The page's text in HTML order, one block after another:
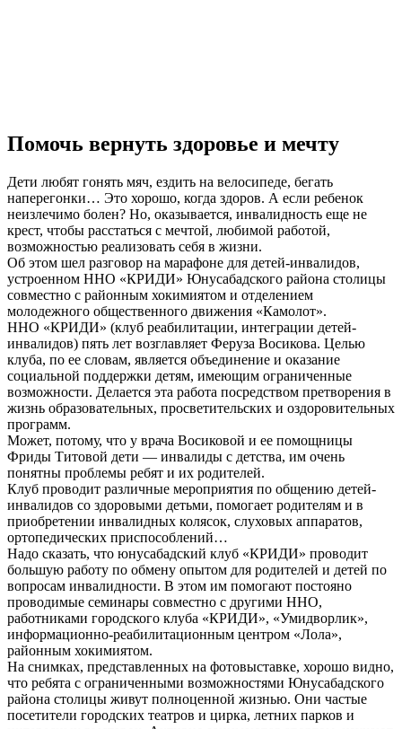
Помочь вернуть здоровье и мечту
Дети любят гонять мяч, ездить на велосипеде, бегать
наперегонки… Это хорошо, когда здоров. А если ребенок
неизлечимо болен? Но, оказывается, инвалидность еще не
крест, чтобы расстаться с мечтой, любимой работой,
возможностью реализовать себя в жизни.
Об этом шел разговор на марафоне для детей-инвалидов,
устроенном ННО «КРИДИ» Юнусабадского района столицы
совместно с районным хокимиятом и отделением
молодежного общественного движения «Камолот».
ННО «КРИДИ» (клуб реабилитации, интеграции детей-
инвалидов) пять лет возглавляет Феруза Восикова. Целью
клуба, по ее словам, является объединение и оказание
социальной поддержки детям, имеющим ограниченные
возможности. Делается эта работа посредством претворения в
жизнь образовательных, просветительских и оздоровительных
программ.
Может, потому, что у врача Восиковой и ее помощницы
Фриды Титовой дети — инвалиды с детства, им очень
понятны проблемы ребят и их родителей.
Клуб проводит различные мероприятия по общению детей-
инвалидов со здоровыми детьми, помогает родителям и в
приобретении инвалидных колясок, слуховых аппаратов,
ортопедических приспособлений…
Надо сказать, что юнусабадский клуб «КРИДИ» проводит
большую работу по обмену опытом для родителей и детей по
вопросам инвалидности. В этом им помогают постояно
проводимые семинары совместно с другими ННО,
работниками городского клуба «КРИДИ», «Умидворлик»,
информационно-реабилитационным центром «Лола»,
районным хокимиятом.
На снимках, представленных на фотовыставке, хорошо видно,
что ребята с ограниченными возможностями Юнусабадского
района столицы живут полноценной жизнью. Они частые
посетители городских театров и цирка, летних парков и